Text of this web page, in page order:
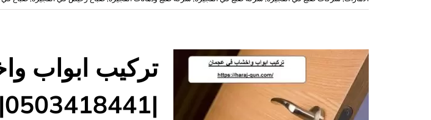
تركيب ابواب
|0503418441|ابواب خشبية